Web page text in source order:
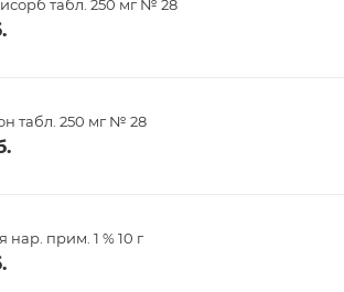
табл. 250 мг № 28
табл. 250 мг № 28
прим. 1 % 10 г